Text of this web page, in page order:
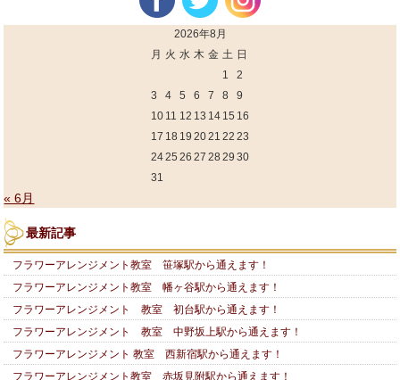
2026年8月
月 火 水 木 金 土 日
1
2
3
4 5 6 7 8
9
10 11 12 13 14 15 16
17 18 19 2021 22 23
2425 26 27 28 29 30
31
« 6月
最新記事
フラワーアレンジメント教室 笹塚駅から通えます！
フラワーアレンジメント教室 幡ヶ谷駅から通えます！
フラワーアレンジメント 教室 初台駅から通えます！
フラワーアレンジメント 教室 中野坂上駅から通えます！
フラワーアレンジメント 教室 西新宿駅から通えます！
フラワーアレンジメント教室 赤坂見附駅から通えます！